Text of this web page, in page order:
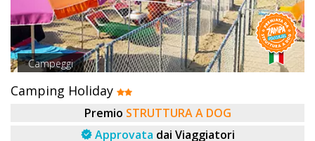
Campeggi
Camping Holiday
Premio STRUTTURA A DOG
Approvata dai Viaggiatori